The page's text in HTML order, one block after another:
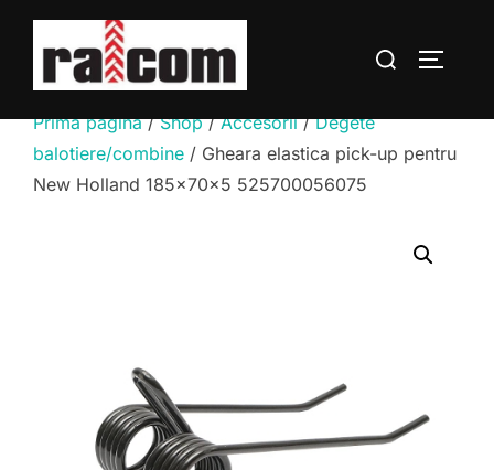
conținut
Caută
Prima pagină/Shop/Accesorii/Degete
balotiere/combine / Gheara elastica pick-up pentru
New Holland 185x70x5 525700056075